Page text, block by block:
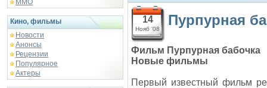
ММО
Кино, фильмы
Новости
Анонсы
Рецензии
Популярное
Актеры
14
Нояб '08
Пурпурная
Фильм Пурпурная бабочка
Новые фильмы
Первый известный фильм